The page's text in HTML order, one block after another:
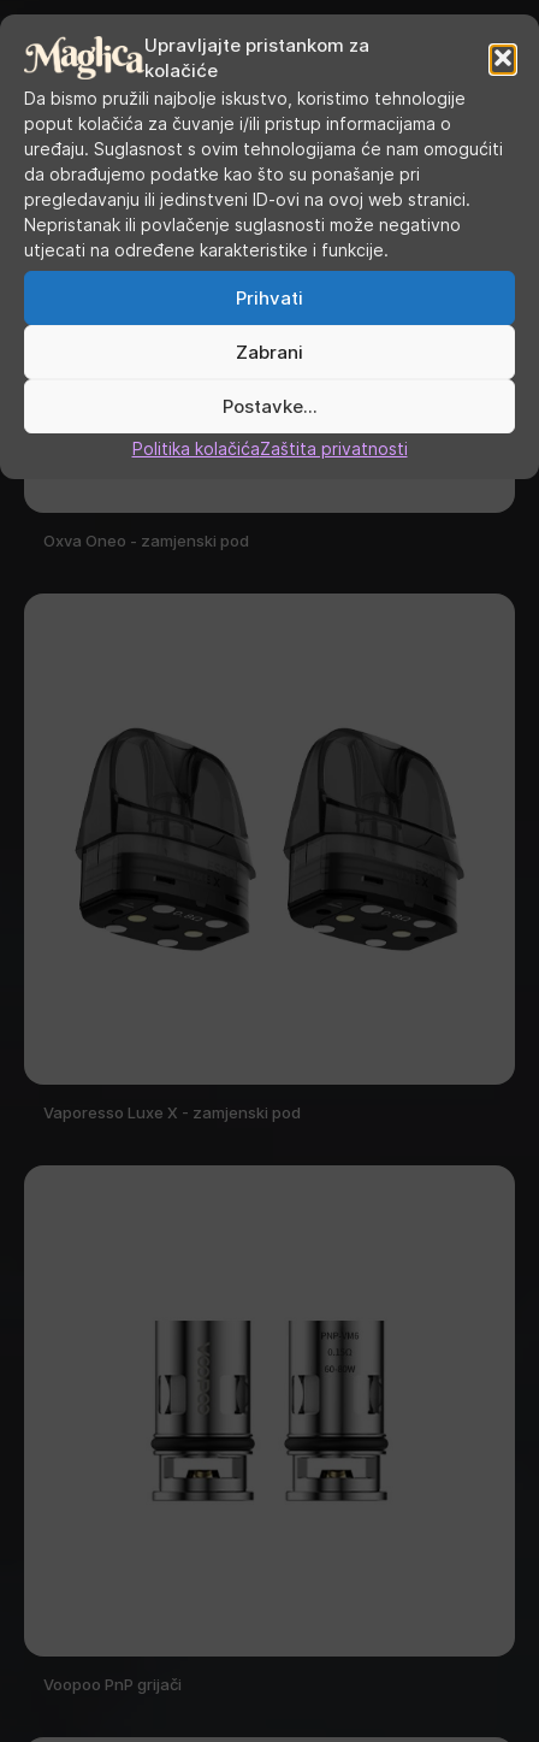
Upravljajte pristankom za
kolačiće
Da bismo pružili najbolje iskustvo, koristimo tehnologije
poput kolačića za čuvanje i/ili pristup informacijama o
uređaju. Suglasnost s ovim tehnologijama će nam omogućiti
da obrađujemo podatke kao što su ponašanje pri
pregledavanju ili jedinstveni ID-ovi na ovoj web stranici.
Nepristanak ili povlačenje suglasnosti može negativno
utjecati na određene karakteristike i funkcije.
Prihvati
Zabrani
Postavke...
Politika kolačićaZaštita privatnosti
Oxva Oneo - zamjenski pod
Vaporesso Luxe X - zamjenski pod
Voopoo PnP grijači